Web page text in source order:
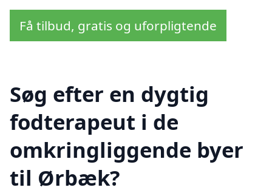
Få tilbud, gratis og uforpligtende
Søg efter en dygtig
fodterapeut i de
omkringliggende byer
til Ørbæk?